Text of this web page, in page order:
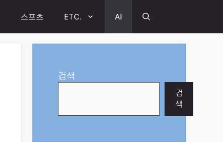
스포츠 ETC. AI
검색
검
색